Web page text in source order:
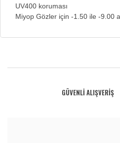
UV400 koruması
Miyop Gözler için -1.50 ile -9.00
Görüş ve önerileriniz için teşekkür ederiz.
Ürün resmi kalitesiz, bozuk veya
GÜVENLİ ALIŞVERİŞ